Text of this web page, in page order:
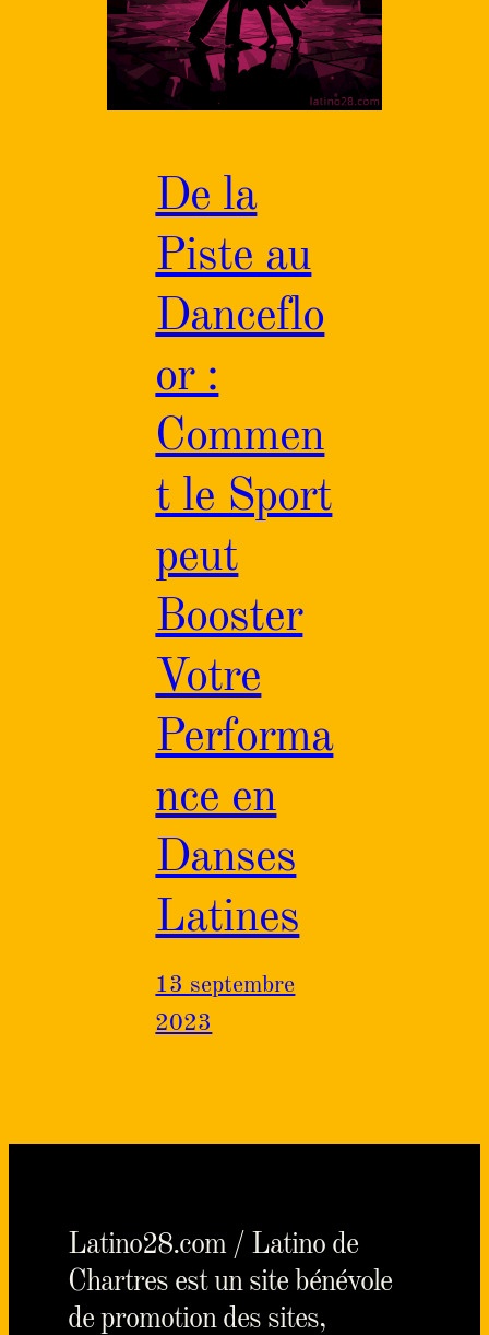
De la
Piste au
Danceflo
or :
Commen
t le Sport
peut
Booster
Votre
Performa
nce en
Danses
Latines
13 septembre
2023
Latino28.com / Latino de
Chartres est un site bénévole
de promotion des sites,